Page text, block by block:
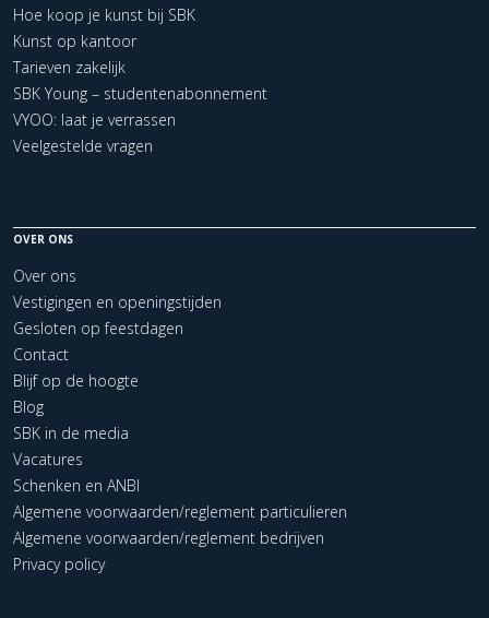
Hoe koop je kunst bij SBK
Kunst op kantoor
Tarieven zakelijk
SBK Young – studentenabonnement
VYOO: laat je verrassen
Veelgestelde vragen
OVER ONS
Over ons
Vestigingen en openingstijden
Gesloten op feestdagen
Contact
Blijf op de hoogte
Blog
SBK in de media
Vacatures
Schenken en ANBI
Algemene voorwaarden/reglement particulieren
Algemene voorwaarden/reglement bedrijven
Privacy policy